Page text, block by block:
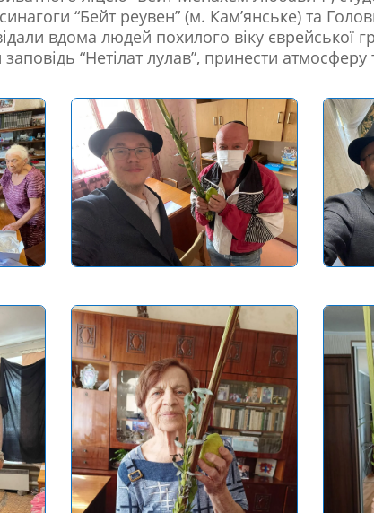
“Бейт реувен” (м. Кам’янське) та
вдома людей похилого віку єврейської
“Нетілат лулав”, принести атмосферу